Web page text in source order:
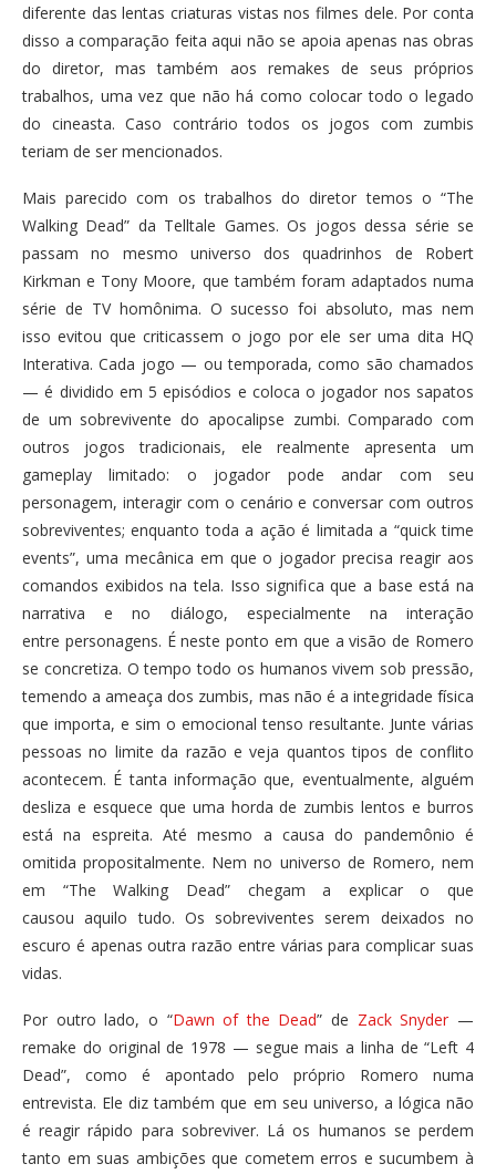
diferente das lentas criaturas vistas nos filmes dele. Por conta
disso a comparação feita aqui não se apoia apenas nas obras
do diretor, mas também aos remakes de seus próprios
trabalhos, uma vez que não há como colocar todo o legado
do cineasta. Caso contrário todos os jogos com zumbis
teriam de ser mencionados.
Mais parecido com os trabalhos do diretor temos o “The
Walking Dead” da Telltale Games. Os jogos dessa série se
passam no mesmo universo dos quadrinhos de Robert
Kirkman e Tony Moore, que também foram adaptados numa
série de TV homônima. O sucesso foi absoluto, mas nem
isso evitou que criticassem o jogo por ele ser uma dita HQ
Interativa. Cada jogo — ou temporada, como são chamados
— é dividido em 5 episódios e coloca o jogador nos sapatos
de um sobrevivente do apocalipse zumbi. Comparado com
outros jogos tradicionais, ele realmente apresenta um
gameplay limitado: o jogador pode andar com seu
personagem, interagir com o cenário e conversar com outros
sobreviventes; enquanto toda a ação é limitada a “quick time
events”, uma mecânica em que o jogador precisa reagir aos
comandos exibidos na tela. Isso significa que a base está na
narrativa e no diálogo, especialmente na interação
entre personagens. É neste ponto em que a visão de Romero
se concretiza. O tempo todo os humanos vivem sob pressão,
temendo a ameaça dos zumbis, mas não é a integridade física
que importa, e sim o emocional tenso resultante. Junte várias
pessoas no limite da razão e veja quantos tipos de conflito
acontecem. É tanta informação que, eventualmente, alguém
desliza e esquece que uma horda de zumbis lentos e burros
está na espreita. Até mesmo a causa do pandemônio é
omitida propositalmente. Nem no universo de Romero, nem
em “The Walking Dead” chegam a explicar o que
causou aquilo tudo. Os sobreviventes serem deixados no
escuro é apenas outra razão entre várias para complicar suas
vidas.
Por outro lado, o “Dawn of the Dead” de Zack Snyder —
remake do original de 1978 — segue mais a linha de “Left 4
Dead”, como é apontado pelo próprio Romero numa
entrevista. Ele diz também que em seu universo, a lógica não
é reagir rápido para sobreviver. Lá os humanos se perdem
tanto em suas ambições que cometem erros e sucumbem à